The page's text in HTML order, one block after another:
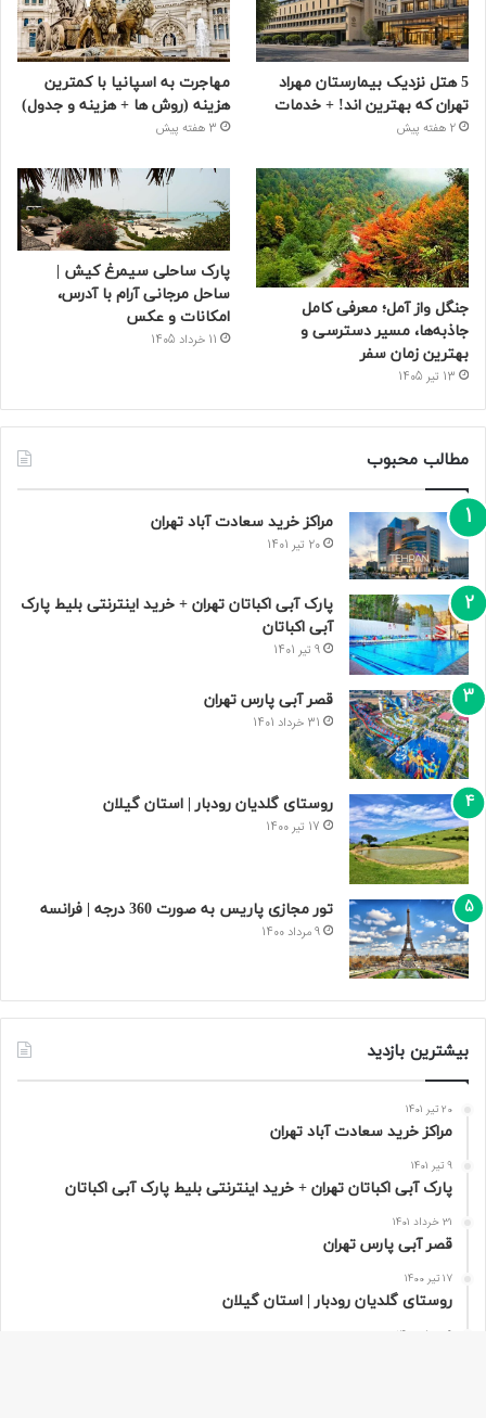
5 هتل نزدیک بیمارستان مهراد
تهران که بهترین‌ اند! + خدمات
2 هفته پیش
مهاجرت به اسپانیا با کمترین
هزینه (روش ها + هزینه و جدول)
3 هفته پیش
جنگل واز آمل؛ معرفی کامل
جاذبه‌ها، مسیر دسترسی و
بهترین زمان سفر
13 تیر 1405
پارک ساحلی سیمرغ کیش |
ساحل مرجانی آرام با آدرس،
امکانات و عکس
11 خرداد 1405
مطالب محبوب
مراکز خرید سعادت‌ آباد تهران
20 تیر 1401
پارک آبی اکباتان تهران + خرید اینترنتی بلیط پارک
آبی اکباتان
9 تیر 1401
قصر آبی پارس تهران
31 خرداد 1401
روستای گلدیان رودبار | استان گیلان
17 تیر 1400
تور مجازی پاریس به صورت 360 درجه | فرانسه
9 مرداد 1400
بیشترین بازدید
20 تیر 1401
مراکز خرید سعادت‌ آباد تهران
9 تیر 1401
پارک آبی اکباتان تهران + خرید اینترنتی بلیط پارک آبی اکباتان
31 خرداد 1401
قصر آبی پارس تهران
17 تیر 1400
روستای گلدیان رودبار | استان گیلان
9 مرداد 1400